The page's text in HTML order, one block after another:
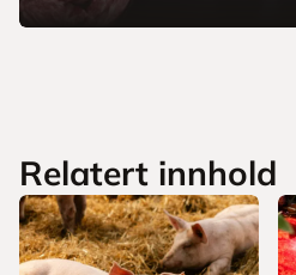
Relatert innhold